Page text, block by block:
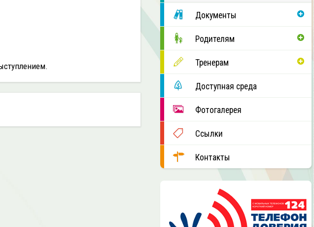
Документы
Родителям
Тренерам
Доступная среда
Фотогалерея
Ссылки
Контакты